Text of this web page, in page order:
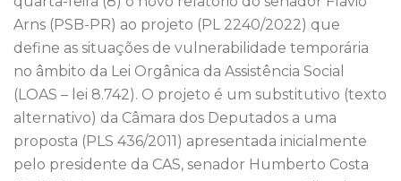
o
o
k
n p
p
Arns (PSB-PR) ao projeto (PL 2240/2022) que
define as situações de vulnerabilidade temporária
no âmbito da Lei Orgânica da Assistência Social
(LOAS – lei 8.742). O projeto é um substitutivo (texto
alternativo) da Câmara dos Deputados a uma
proposta (PLS 436/2011) apresentada inicialmente
pelo presidente da CAS, senador Humberto Costa